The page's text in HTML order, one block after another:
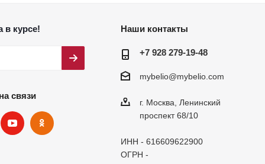
в курсе!
связи
Наши контакты
+7 928 279-19-48
mybelio@mybelio.com
г. Москва, Ленинский
проспект 68/10
ИНН - 616609622900
ОГРН -